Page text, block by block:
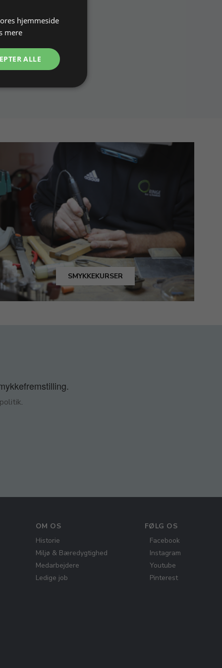
SMYKKEKURSER
.
OM OS
Historie
Miljø & Bæredygtighed
Medarbejdere
Ledige job
FØLG OS
Facebook
Instagram
Youtube
Pinterest
hjemmeside
mere
ALLE